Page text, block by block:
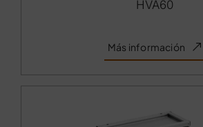
HVA60
Más información